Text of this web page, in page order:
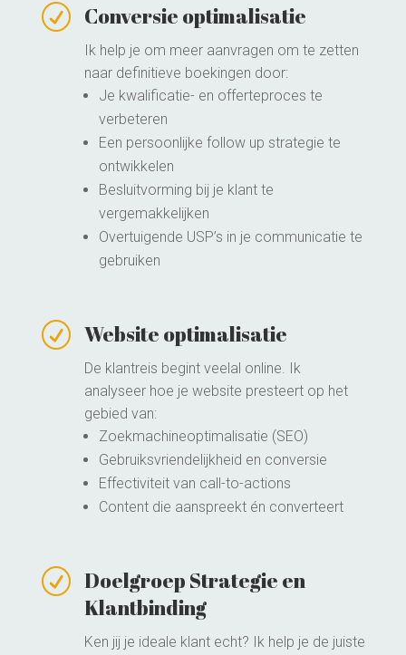
R Conversie optimalisatie
Ik help je om meer aanvragen om te zetten
naar definitieve boekingen door:
Je kwalificatie- en offerteproces te
verbeteren
Een persoonlijke follow up strategie te
ontwikkelen
Besluitvorming bij je klant te
vergemakkelijken
Overtuigende USP’s in je communicatie te
gebruiken
R Website optimalisatie
De klantreis begint veelal online. Ik
analyseer hoe je website presteert op het
gebied van:
Zoekmachineoptimalisatie (SEO)
Gebruiksvriendelijkheid en conversie
Effectiviteit van call-to-actions
Content die aanspreekt én converteert
R Doelgroep Strategie en
Klantbinding
Ken jij je ideale klant echt? Ik help je de juiste